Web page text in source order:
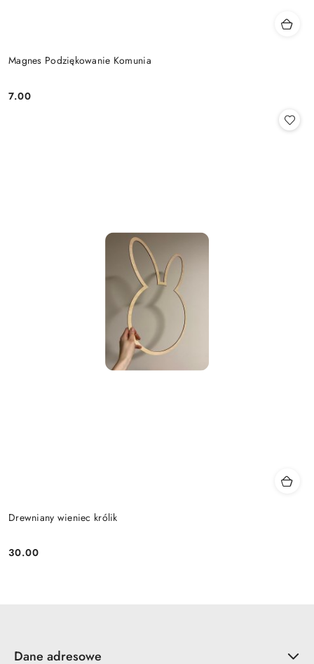
Magnes Podziękowanie Komunia
Cena:
7.00
Drewniany wieniec królik
Cena:
30.00
Dane adresowe